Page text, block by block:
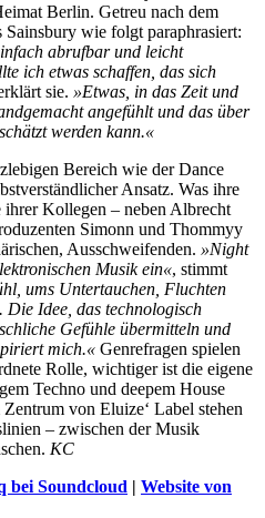
Berlin. Getreu nach dem
wie folgt paraphrasiert:
abrufbar und leicht
ich etwas schaffen, das sich
sie. »Etwas, in das Zeit und
angefühlt und das über
werden kann.«
Bereich wie der Dance
Ansatz. Was ihre
Kollegen – neben Albrecht
Simonn und Thommyy
Ausschweifenden. »Night
Musik ein«, stimmt
ums Untertauchen, Fluchten
Die Idee, das technologisch
Gefühle übermitteln und
mich.« Genrefragen spielen
Rolle, wichtiger ist die eigene
Techno und deepem House
von Eluize‘ Label stehen
– zwischen der Musik
KC
bei Soundcloud | Website von